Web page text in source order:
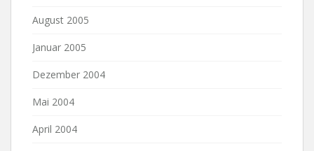
August 2005
Januar 2005
Dezember 2004
Mai 2004
April 2004